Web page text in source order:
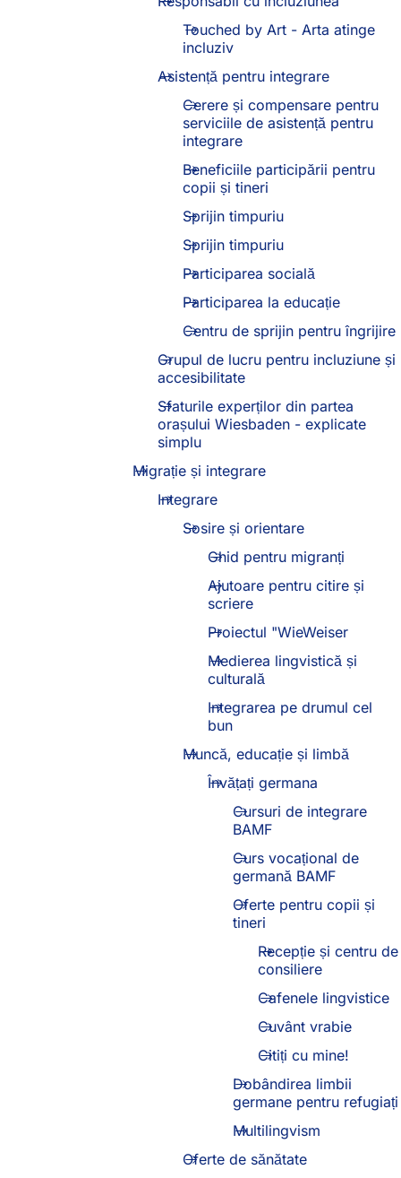
Touched by Art - Arta atinge
incluziv
Asistență pentru integrare
Cerere și compensare pentru
serviciile de asistență pentru
integrare
Beneficiile participării pentru
copii și tineri
Sprijin timpuriu
Sprijin timpuriu
Participarea socială
Participarea la educație
Centru de sprijin pentru îngrijire
Grupul de lucru pentru incluziune și
accesibilitate
Sfaturile experților din partea
orașului Wiesbaden - explicate
simplu
Migrație și integrare
Integrare
Sosire și orientare
Ghid pentru migranți
Ajutoare pentru citire și
scriere
Proiectul "WieWeiser
Medierea lingvistică și
culturală
Integrarea pe drumul cel
bun
Muncă, educație și limbă
Învățați germana
Cursuri de integrare
BAMF
Curs vocațional de
germană BAMF
Oferte pentru copii și
tineri
Recepție și centru de
consiliere
într-
o
nouă)
Cafenele lingvistice
Cuvânt vrabie
Citiți cu mine!
Dobândirea limbii
germane pentru refugiați
Multilingvism
Oferte de sănătate